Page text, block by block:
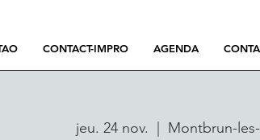
CONTACT-IMPRO AGENDA
jeu. 24 nov. Montbrun-